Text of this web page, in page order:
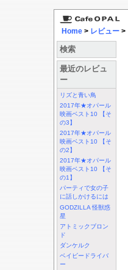
Home > レビュー >
検索
最近のレビュ
ー
リズと青い鳥
2017年★オパール
映画ベスト10 【そ
の3】
2017年★オパール
映画ベスト10 【そ
の2】
2017年★オパール
映画ベスト10 【そ
の1】
パーティで女の子
に話しかけるには
GODZILLA 怪獣惑
星
アトミックブロン
ド
ダンケルク
ベイビードライバ
ー